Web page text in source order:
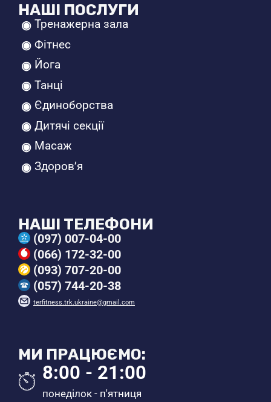
НАШІ ПОСЛУГИ
Тренажерна зала
Фітнес
Йога
Танці
Єдиноборства
Дитячі секції
Масаж
Здоров’я
НАШІ ТЕЛЕФОНИ
(097) 007-04-00
(066) 172-32-00
(093) 707-20-00
(057) 744-20-38
terfitness.trk.ukraine@gmail.com
МИ ПРАЦЮЄМО:
8:00 - 21:00
понеділок - п'ятниця